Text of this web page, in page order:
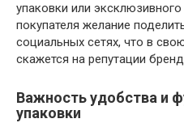
упаковки или
покупателя желание
социальных сетях, что в
скажется на репутации
Важность удобства и
упаковки